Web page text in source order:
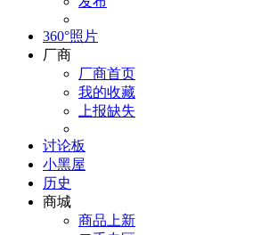
360°照片
厂商
厂商首页
我的收藏
上报缺失
讨论板
小黑屋
历史
商城
商品上新